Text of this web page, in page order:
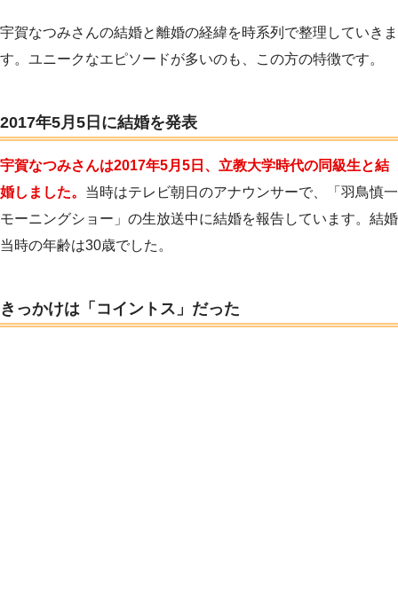
宇賀なつみさんの結婚と離婚の経緯を時系列で整理していきま
す。ユニークなエピソードが多いのも、この方の特徴です。
2017年5月5日に結婚を発表
宇賀なつみさんは2017年5月5日、立教大学時代の同級生と結
婚しました。 当時はテレビ朝日のアナウンサーで、「羽鳥慎一
モーニングショー」の生放送中に結婚を報告しています。結婚
当時の年齢は30歳でした。
きっかけは「コイントス」だった